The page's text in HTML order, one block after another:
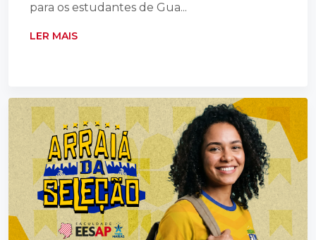
para os estudantes de Gua...
LER MAIS